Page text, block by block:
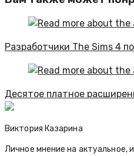
Разработчики The Sims 4
Десятое платное
Виктория Казарина
Личное мнение на актуальное,